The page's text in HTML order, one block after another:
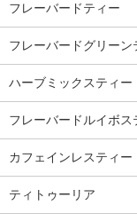
フレーバードティー
フレーバードグリーン
ハーブミックスティー
フレーバードルイボス
カフェインレスティー
ティトゥーリア